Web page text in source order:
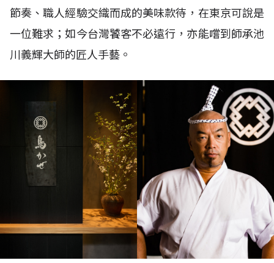
節奏、職人經驗交織而成的美味款待，在東京可說是
一位難求；如今台灣饕客不必遠行，亦能嚐到師承池
川義輝大師的匠人手藝。